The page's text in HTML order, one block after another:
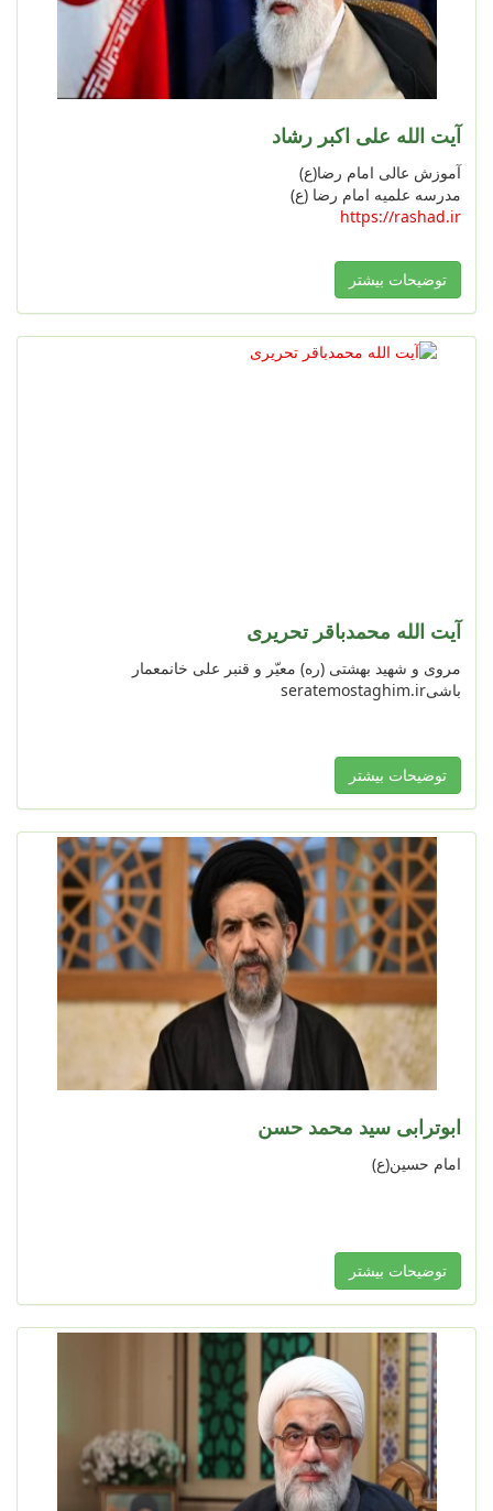
آیت الله علی اکبر رشاد
آموزش عالی امام رضا(ع)
مدرسه علمیه امام رضا (ع)
https://rashad.ir
توضیحات بیشتر
آیت الله محمدباقر تحریری
مروی و شهید بهشتی (ره) معیّر و قنبر علی خانمعمار
باشیseratemostaghim.ir
توضیحات بیشتر
ابوترابی سید محمد حسن
امام حسین(ع)
توضیحات بیشتر